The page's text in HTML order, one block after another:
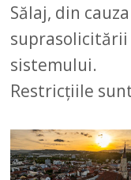
Sălaj, din cauza
suprasolicitării
sistemului.
Restricțiile